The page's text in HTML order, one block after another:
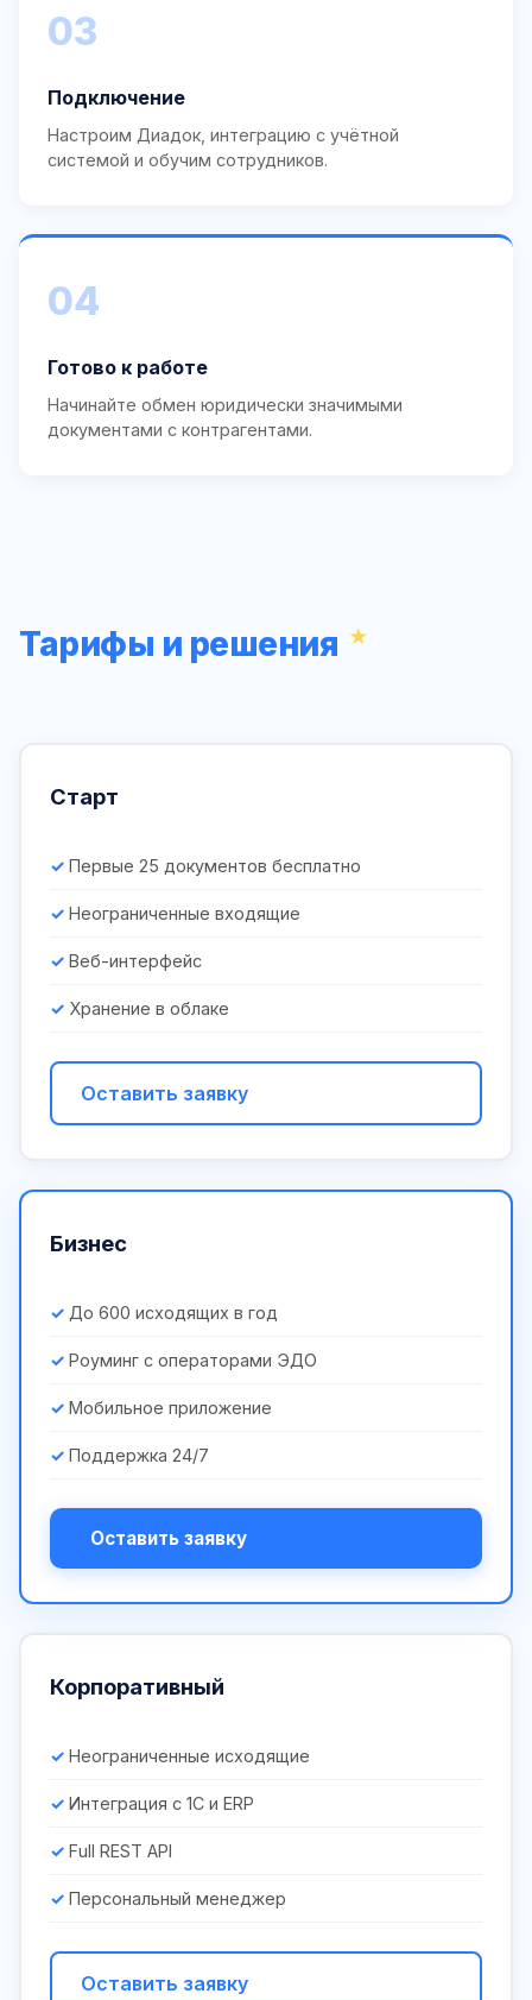
03
Подключение
Настроим Диадок, интеграцию с учётной
системой и обучим сотрудников.
04
Готово к работе
Начинайте обмен юридически значимыми
документами с контрагентами.
Тарифы и решения
Старт
Первые 25 документов бесплатно
Неограниченные входящие
Веб-интерфейс
Хранение в облаке
Оставить заявку
Бизнес
До 600 исходящих в год
Роуминг с операторами ЭДО
Мобильное приложение
Поддержка 24/7
Оставить заявку
Корпоративный
Неограниченные исходящие
Интеграция с 1С и ERP
Full REST API
Персональный менеджер
Оставить заявку